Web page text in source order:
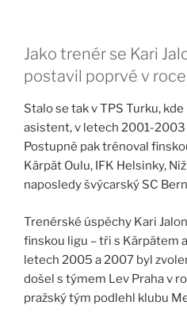
Jako trenér se Kari
postavil poprvé v
Stalo se tak v TPS Turku,
asistent, v letech 2001-
Postupně pak trénoval
Kärpät Oulu, IFK Helsinky,
naposledy švýcarský SC
Trenérské úspěchy Kari
finskou ligu – tři s Kärpätem
letech 2005 a 2007 byl
došel s týmem Lev Praha v
pražský tým podlehl klubu